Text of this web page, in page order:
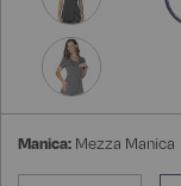
Manica: Mezza Manica